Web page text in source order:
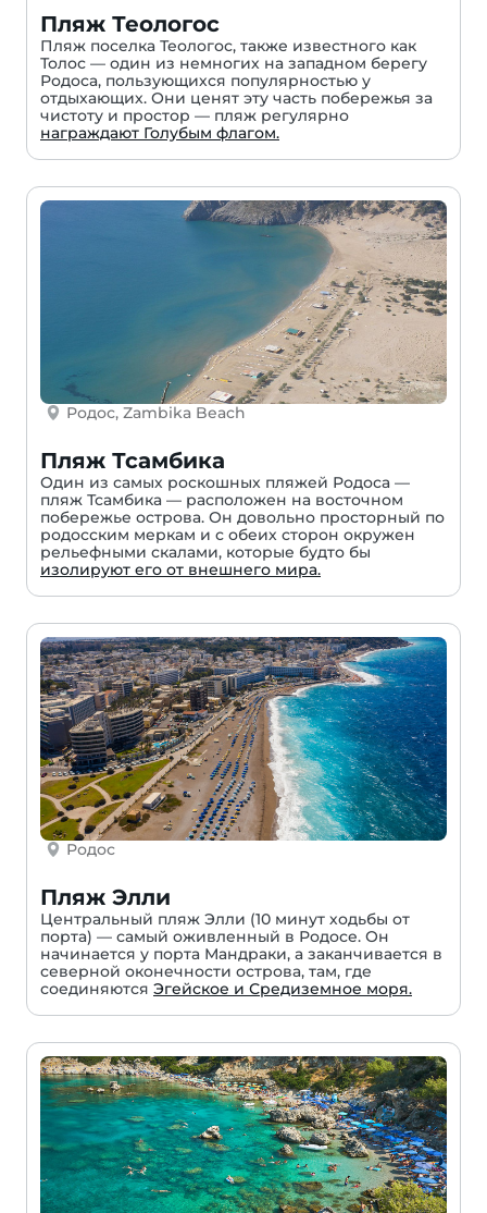
Пляж Теологос
Пляж поселка Теологос, также известного как
Толос — один из немногих на западном берегу
Родоса, пользующихся популярностью у
отдыхающих. Они ценят эту часть побережья за
чистоту и простор — пляж регулярно
награждают Голубым флагом.
Родос, Zambika Beach
Пляж Тсамбика
Один из самых роскошных пляжей Родоса —
пляж Тсамбика — расположен на восточном
побережье острова. Он довольно просторный по
родосским меркам и с обеих сторон окружен
рельефными скалами, которые будто бы
изолируют его от внешнего мира.
Родос
Пляж Элли
Центральный пляж Элли (10 минут ходьбы от
порта) — самый оживленный в Родосе. Он
начинается у порта Мандраки, а заканчивается в
северной оконечности острова, там, где
соединяются Эгейское и Средиземное моря.